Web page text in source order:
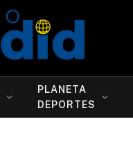
PLANETA
DEPORTES